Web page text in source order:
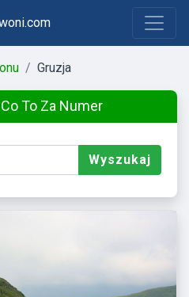
Gruzja
To Za Numer
Wyszukaj